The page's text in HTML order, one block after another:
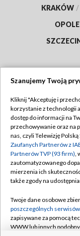
KRAKÓW /
OPOLE
Abonament TVP
Emisja w TVP
Centrum
Naziemna
Rada Programowa
System NOS
Szanujemy Twoją
Kliknij "Akceptuję i
korzystanie z technologii
dostęp do informacji na
przechowywanie oraz na
nas, czyli Telewizję
Zaufanych Partnerów z
Partnerów TVP (93 firm),
zautomatyzowanego
mierzenia ich
także zgody na
Twoje dane osobowe
poszczególnych serwisów
zapisywane za pomocą
WWW lub innych